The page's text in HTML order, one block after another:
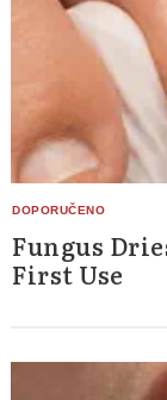
Fungus
First Use